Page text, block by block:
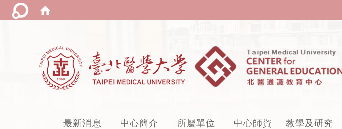
最新消息 中心簡介 所屬單位 中心師資 教學及研究